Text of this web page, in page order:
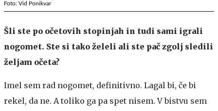
Foto: Vid Ponikvar
Šli ste po očetovih stopinjah in tudi sami igrali
nogomet. Ste si tako želeli ali ste pač zgolj sledili
željam očeta?
Imel sem rad nogomet, definitivno. Lagal bi, če bi
rekel, da ne. A toliko ga pa spet nisem. V bistvu sem